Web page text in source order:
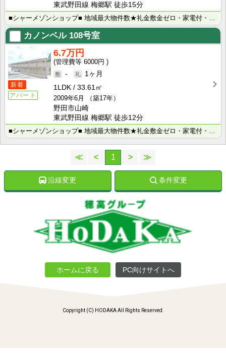
東武野田線 梅郷駅 徒歩15分
カノンベル108号室
新着
アパート
6.7万円
6000円
-
1ヶ月
1LDK
33.61㎡
2009年6月
（築17年）
野田市山崎
東武野田線 梅郷駅 徒歩12分
≪ < 1 > ≫
沿線変更 条件変更
ホームに戻る PC向けサイトへ
Copyright (C) HODAKA All Rights Reserved.